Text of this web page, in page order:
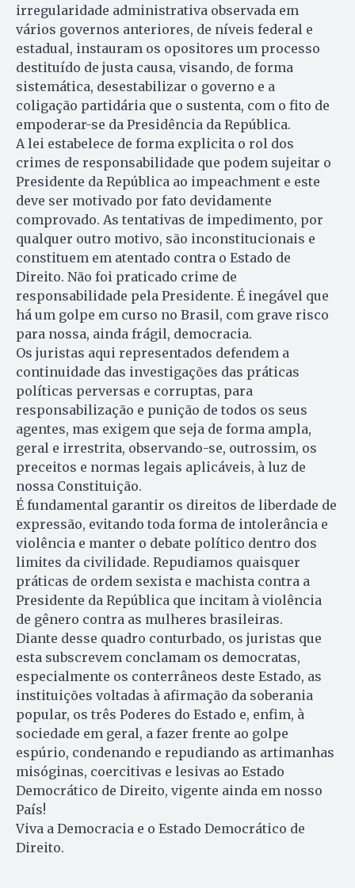
irregularidade administrativa observada em
vários governos anteriores, de níveis federal e
estadual, instauram os opositores um processo
destituído de justa causa, visando, de forma
sistemática, desestabilizar o governo e a
coligação partidária que o sustenta, com o fito de
empoderar-se da Presidência da República.
A lei estabelece de forma explicita o rol dos
crimes de responsabilidade que podem sujeitar o
Presidente da República ao impeachment e este
deve ser motivado por fato devidamente
comprovado. As tentativas de impedimento, por
qualquer outro motivo, são inconstitucionais e
constituem em atentado contra o Estado de
Direito. Não foi praticado crime de
responsabilidade pela Presidente. É inegável que
há um golpe em curso no Brasil, com grave risco
para nossa, ainda frágil, democracia.
Os juristas aqui representados defendem a
continuidade das investigações das práticas
políticas perversas e corruptas, para
responsabilização e punição de todos os seus
agentes, mas exigem que seja de forma ampla,
geral e irrestrita, observando-se, outrossim, os
preceitos e normas legais aplicáveis, à luz de
nossa Constituição.
É fundamental garantir os direitos de liberdade de
expressão, evitando toda forma de intolerância e
violência e manter o debate político dentro dos
limites da civilidade. Repudiamos quaisquer
práticas de ordem sexista e machista contra a
Presidente da República que incitam à violência
de gênero contra as mulheres brasileiras.
Diante desse quadro conturbado, os juristas que
esta subscrevem conclamam os democratas,
especialmente os conterrâneos deste Estado, as
instituições voltadas à afirmação da soberania
popular, os três Poderes do Estado e, enfim, à
sociedade em geral, a fazer frente ao golpe
espúrio, condenando e repudiando as artimanhas
misóginas, coercitivas e lesivas ao Estado
Democrático de Direito, vigente ainda em nosso
País!
Viva a Democracia e o Estado Democrático de
Direito.